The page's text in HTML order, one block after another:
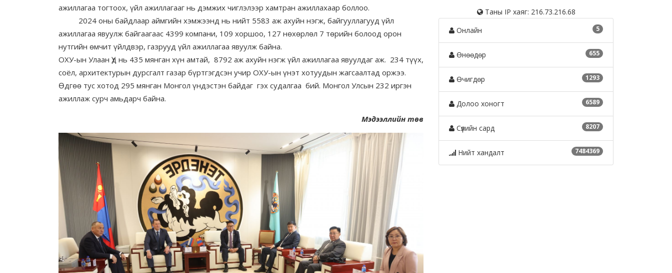
ажиллагаа тогтоох, үйл ажиллагааг нь дэмжих чиглэлээр хамтран ажиллахаар боллоо.
2024 оны байдлаар аймгийн хэмжээнд нь нийт 5583 аж ахуйн нэгж, байгууллагууд үйл
ажиллагаа явуулж байгаагаас 4399 компани, 109 хоршоо, 127 нөхөрлөл 7 төрийн болоод орон
нутгийн өмчит үйлдвэр, газрууд үйл ажиллагаа явуулж байна.
ОХУ-ын Улаан Үд нь 435 мянган хүн амтай, 8792 аж ахуйн нэгж үйл ажиллагаа явуулдаг аж. 234 түүх,
соёл, архитектурын дурсгалт газар бүртгэгдсэн учир ОХУ-ын үнэт хотуудын жагсаалтад оржээ.
Өдгөө тус хотод 295 мянган Монгол үндэстэн байдаг гэх судалгаа бий. Монгол Улсын 232 иргэн
ажиллаж сурч амьдарч байна.
Мэдээллийн төв
Таны IP хаяг: 216.73.216.68
5
Онлайн
655
Өнөөдөр
1293
Өчигдөр
6589
Долоо хоногт
8207
Сүүлийн сард
7484369
Нийт хандалт